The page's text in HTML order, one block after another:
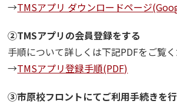
→TMSアプリ ダウンロードページ
②TMSアプリの会員登録をする
手順について詳しくは下記PDFをご覧く
→TMSアプリ登録手順(PDF)
③市原校フロントにてご利用手続きを